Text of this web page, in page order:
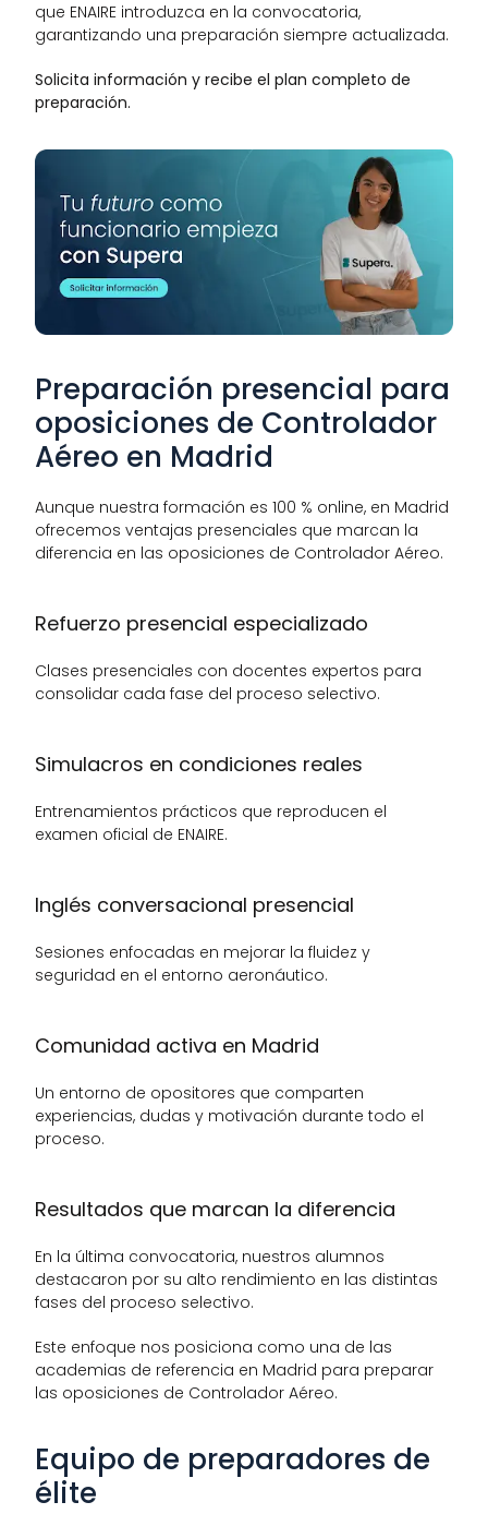
que ENAIRE introduzca en la convocatoria,
garantizando una preparación siempre actualizada.
Solicita información y recibe el plan completo de
preparación.
Preparación presencial para
oposiciones de Controlador
Aéreo en Madrid
Aunque nuestra formación es 100 % online, en Madrid
ofrecemos ventajas presenciales que marcan la
diferencia en las oposiciones de Controlador Aéreo.
Refuerzo presencial especializado
Clases presenciales con docentes expertos para
consolidar cada fase del proceso selectivo.
Simulacros en condiciones reales
Entrenamientos prácticos que reproducen el
examen oficial de ENAIRE.
Inglés conversacional presencial
Sesiones enfocadas en mejorar la fluidez y
seguridad en el entorno aeronáutico.
Comunidad activa en Madrid
Un entorno de opositores que comparten
experiencias, dudas y motivación durante todo el
proceso.
Resultados que marcan la diferencia
En la última convocatoria, nuestros alumnos
destacaron por su alto rendimiento en las distintas
fases del proceso selectivo.
Este enfoque nos posiciona como una de las
academias de referencia en Madrid para preparar
las oposiciones de Controlador Aéreo.
Equipo de preparadores de
élite